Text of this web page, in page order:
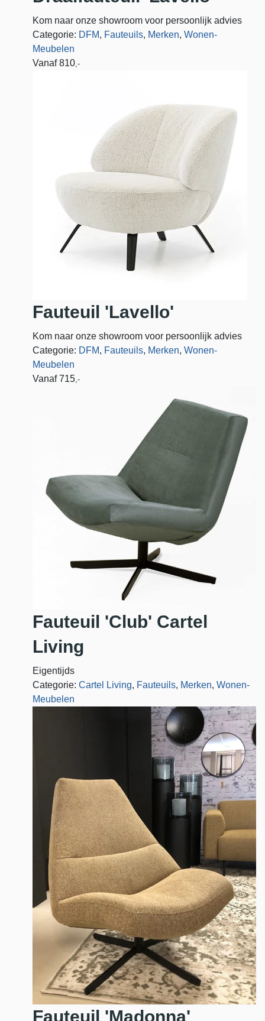
Kom naar onze showroom voor persoonlijk advies
Categorie: DFM, Fauteuils, Merken, Wonen-
Meubelen
Vanaf 810 ,-
Fauteuil 'Lavello'
Kom naar onze showroom voor persoonlijk advies
Categorie: DFM, Fauteuils, Merken, Wonen-
Meubelen
Vanaf 715 ,-
Fauteuil 'Club' Cartel
Living
Eigentijds
Categorie: Cartel Living, Fauteuils, Merken, Wonen-
Meubelen
Fauteuil 'Madonna'